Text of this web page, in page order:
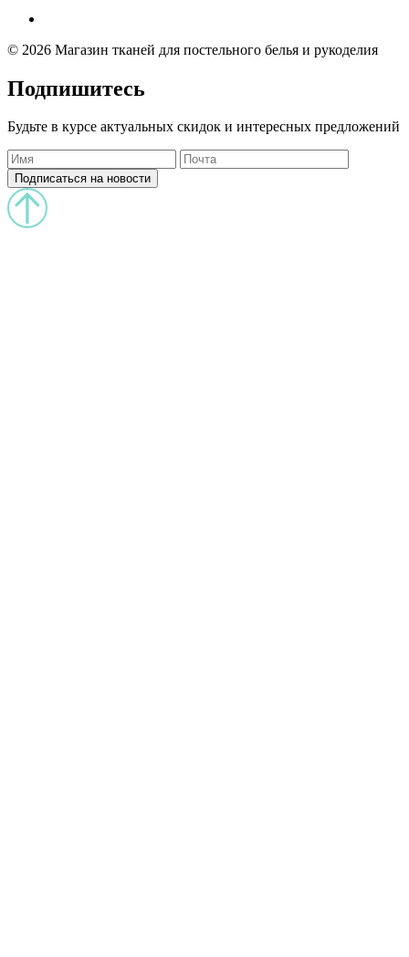
© 2026 Магазин тканей для постельного белья и рукоделия
Подпишитесь
Будьте в курсе актуальных скидок и интересных предложений
Подписаться на новости